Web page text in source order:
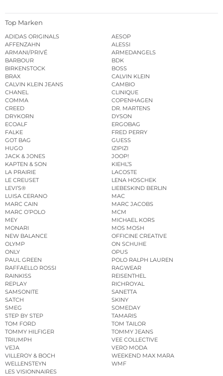
Top Marken
ADIDAS ORIGINALS
AESOP
AFFENZAHN
ALESSI
ARMANI/PRIVÉ
ARMEDANGELS
BARBOUR
BDK
BIRKENSTOCK
BOSS
BRAX
CALVIN KLEIN
CALVIN KLEIN JEANS
CAMBIO
CHANEL
CLINIQUE
COMMA
COPENHAGEN
CREED
DR. MARTENS
DRYKORN
DYSON
ECOALF
ERGOBAG
FALKE
FRED PERRY
GOT BAG
GUESS
HUGO
IZIPIZI
JACK & JONES
JOOP!
KAPTEN & SON
KIEHL’S
LA PRAIRIE
LACOSTE
LE CREUSET
LENA HOSCHEK
LEVI’S®
LIEBESKIND BERLIN
LUISA CERANO
MAC
MARC CAIN
MARC JACOBS
MARC O’POLO
MCM
MEY
MICHAEL KORS
MONARI
MOS MOSH
NEW BALANCE
OFFICINE CREATIVE
OLYMP
ON SCHUHE
ONLY
OPUS
PAUL GREEN
POLO RALPH LAUREN
RAFFAELLO ROSSI
RAGWEAR
RAINKISS
REISENTHEL
REPLAY
RICHROYAL
SAMSONITE
SANETTA
SATCH
SKINY
SMEG
SOMEDAY
STEP BY STEP
TAMARIS
TOM FORD
TOM TAILOR
TOMMY HILFIGER
TOMMY JEANS
TRIUMPH
VEE COLLECTIVE
VEJA
VERO MODA
VILLEROY & BOCH
WEEKEND MAX MARA
WELLENSTEYN
WMF
LES VISIONNAIRES